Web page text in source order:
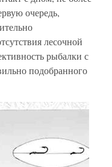
очередь,
лесочной
рыбалки с
подобранного